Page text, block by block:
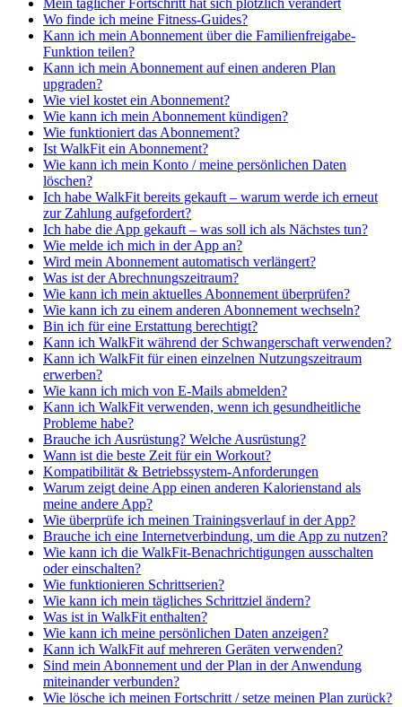
Mein täglicher Fortschritt hat sich plötzlich verändert
Wo finde ich meine Fitness-Guides?
Kann ich mein Abonnement über die Familienfreigabe-
Funktion teilen?
Kann ich mein Abonnement auf einen anderen Plan
upgraden?
Wie viel kostet ein Abonnement?
Wie kann ich mein Abonnement kündigen?
Wie funktioniert das Abonnement?
Ist WalkFit ein Abonnement?
Wie kann ich mein Konto / meine persönlichen Daten
löschen?
Ich habe WalkFit bereits gekauft – warum werde ich erneut
zur Zahlung aufgefordert?
Ich habe die App gekauft – was soll ich als Nächstes tun?
Wie melde ich mich in der App an?
Wird mein Abonnement automatisch verlängert?
Was ist der Abrechnungszeitraum?
Wie kann ich mein aktuelles Abonnement überprüfen?
Wie kann ich zu einem anderen Abonnement wechseln?
Bin ich für eine Erstattung berechtigt?
Kann ich WalkFit während der Schwangerschaft verwenden?
Kann ich WalkFit für einen einzelnen Nutzungszeitraum
erwerben?
Wie kann ich mich von E-Mails abmelden?
Kann ich WalkFit verwenden, wenn ich gesundheitliche
Probleme habe?
Brauche ich Ausrüstung? Welche Ausrüstung?
Wann ist die beste Zeit für ein Workout?
Kompatibilität & Betriebssystem-Anforderungen
Warum zeigt deine App einen anderen Kalorienstand als
meine andere App?
Wie überprüfe ich meinen Trainingsverlauf in der App?
Brauche ich eine Internetverbindung, um die App zu nutzen?
Wie kann ich die WalkFit-Benachrichtigungen ausschalten
oder einschalten?
Wie funktionieren Schrittserien?
Wie kann ich mein tägliches Schrittziel ändern?
Was ist in WalkFit enthalten?
Wie kann ich meine persönlichen Daten anzeigen?
Kann ich WalkFit auf mehreren Geräten verwenden?
Sind mein Abonnement und der Plan in der Anwendung
miteinander verbunden?
Wie lösche ich meinen Fortschritt / setze meinen Plan zurück?